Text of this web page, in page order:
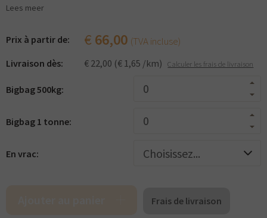
doit être amélioré.
Lees meer
Prix ​​à partir de: € 66,00 (TVA incluse)
Livraison dès: € 22,00 (€ 1,65 /km)Calculer les frais de livraison
Bigbag 500kg:
Bigbag 1 tonne:
En vrac:
Frais de livraison